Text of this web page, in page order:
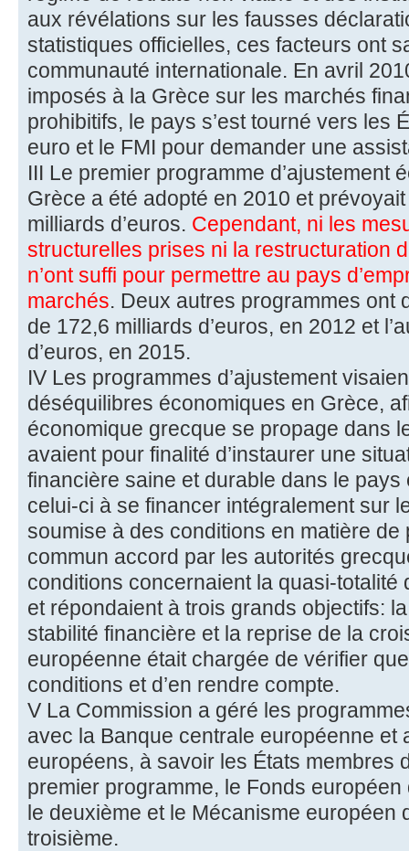
aux révélations sur les fausses
statistiques officielles, ces facteurs ont
communauté internationale. En avril
imposés à la Grèce sur les marchés
prohibitifs, le pays s’est tourné vers les
euro et le FMI pour demander une
III Le premier programme d’ajustement
Grèce a été adopté en 2010 et
milliards d’euros. Cependant, ni les
structurelles prises ni la restructuration
n’ont suffi pour permettre au pays
marchés. Deux autres programmes ont
de 172,6 milliards d’euros, en 2012 et
d’euros, en 2015.
IV Les programmes d’ajustement
déséquilibres économiques en Grèce,
économique grecque se propage dans
avaient pour finalité d’instaurer une
financière saine et durable dans le
celui-ci à se financer intégralement sur
soumise à des conditions en matière de
commun accord par les autorités
conditions concernaient la quasi-totalité
et répondaient à trois grands objectifs:
stabilité financière et la reprise de la
européenne était chargée de vérifier
conditions et d’en rendre compte.
V La Commission a géré les
avec la Banque centrale européenne et
européens, à savoir les États membres
premier programme, le Fonds
le deuxième et le Mécanisme européen
troisième.